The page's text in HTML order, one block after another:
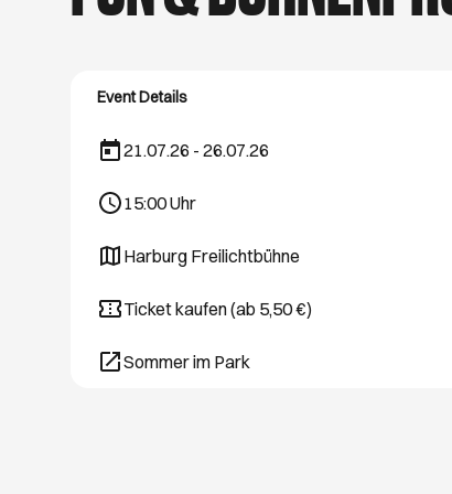
Event Details
21.07.26 - 26.07.26
15:00Uhr
Harburg Freilichtbühne
Öffnet ein neues Browser-Tab
Ticket kaufen (ab 5,50 €)
Öffnet ein neues Browser-Tab
Sommer im Park
Öffnet ein neues Browser-Tab